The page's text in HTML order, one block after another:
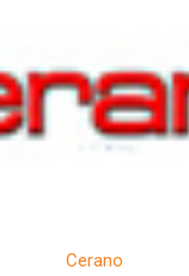
Cerano